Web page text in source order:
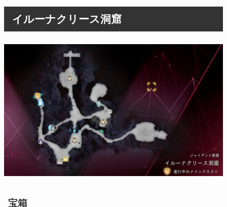
イルーナクリース洞窟
宝箱